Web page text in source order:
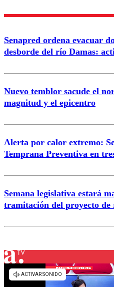
Senapred ordena evacuar
desborde del río Damas:
Nuevo temblor sacude el
magnitud y el epicentro
Alerta por calor extremo:
Temprana Preventiva en
Semana legislativa estará
tramitación del proyecto de